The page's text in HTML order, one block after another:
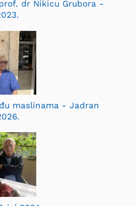
dr Nikicu Grubora -
maslinama - Jadran